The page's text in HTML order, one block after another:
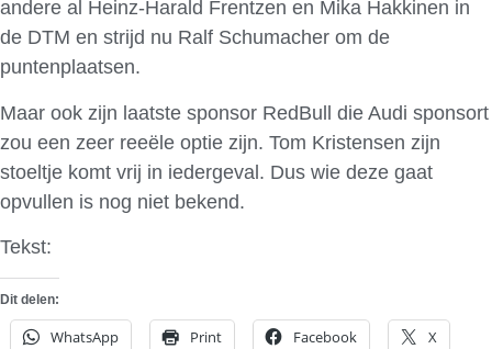
andere al Heinz-Harald Frentzen en Mika Hakkinen in
de DTM en strijd nu Ralf Schumacher om de
puntenplaatsen.
Maar ook zijn laatste sponsor RedBull die Audi sponsort
zou een zeer reeële optie zijn. Tom Kristensen zijn
stoeltje komt vrij in iedergeval. Dus wie deze gaat
opvullen is nog niet bekend.
Tekst:
Dit delen:
WhatsApp Print Facebook X